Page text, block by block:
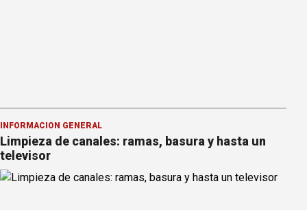
INFORMACION GENERAL
Limpieza de canales: ramas, basura y hasta un
televisor